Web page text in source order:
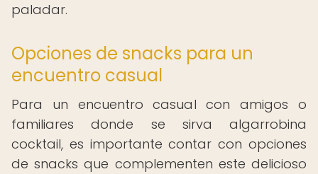
paladar.
Opciones de snacks para un
encuentro casual
Para un encuentro casual con amigos o
familiares donde se sirva algarrobina
cocktail, es importante contar con opciones
de snacks que complementen este delicioso